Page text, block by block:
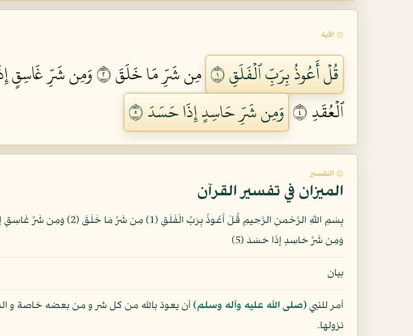
۞ الآية
قُلۡ أَعُوذُ بِرَبِّ ٱلۡفَلَقِ ١ مِن شَرِّ مَا خَلَقَ ٢ وَمِن شَرِّ غَاسِقٍ
ٱلۡعُقَدِ ٤
وَمِن شَرِّ حَاسِدٍ إِذَا حَسَدَ ٥
۞ التفسير
الميزان في تفسير القرآن
وَمِن شَرِّ حَاسِدٍ إِذَا حَسَدَ (5)
بيان
أمر للنبي (صلى الله عليه وآله وسلم) أن يعوذ بالله من كل شر و من بعضه خاصة و
نزولها.